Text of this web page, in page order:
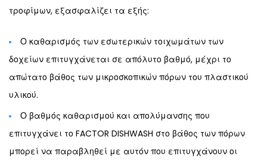
τροφίμων, εξασφαλίζει τα εξής:
Ο καθαρισμός των εσωτερικών τοιχωμάτων των
δοχείων επιτυγχάνεται σε απόλυτο βαθμό, μέχρι το
απώτατο βάθος των μικροσκοπικών πόρων του πλαστικού
υλικού.
Ο βαθμός καθαρισμού και απολύμανσης που
επιτυγχάνει το FACTOR DISHWASH στο βάθος των πόρων
μπορεί να παραβληθεί με αυτόν που επιτυγχάνουν οι